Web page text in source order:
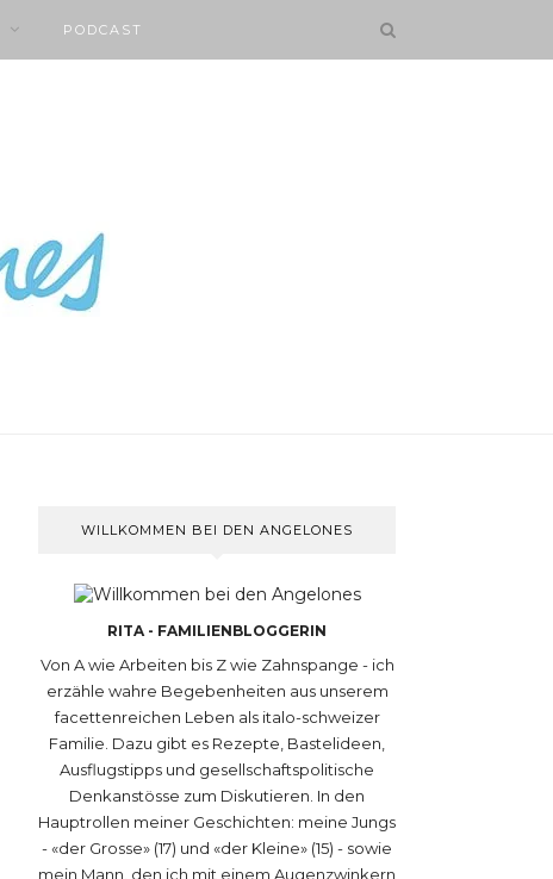
PODCAST
WILLKOMMEN BEI DEN ANGELONES
RITA - FAMILIENBLOGGERIN
Von A wie Arbeiten bis Z wie Zahnspange - ich
erzähle wahre Begebenheiten aus unserem
facettenreichen Leben als italo-schweizer
Familie. Dazu gibt es Rezepte, Bastelideen,
Ausflugstipps und gesellschaftspolitische
Denkanstösse zum Diskutieren. In den
Hauptrollen meiner Geschichten: meine Jungs
- «der Grosse» (17) und «der Kleine» (15) - sowie
mein Mann, den ich mit einem Augenzwinkern